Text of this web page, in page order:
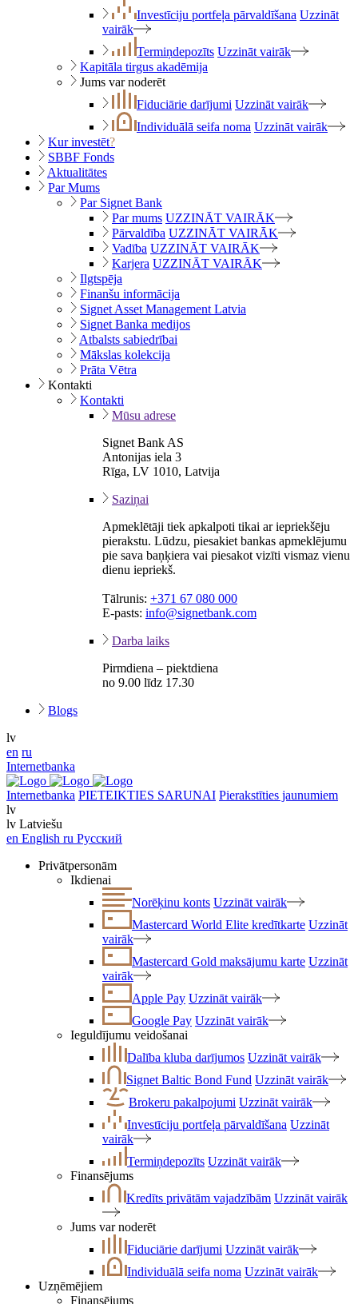
Investīciju portfeļa pārvaldīšana Uzzināt
vairāk
Termiņdepozīts Uzzināt vairāk
Kapitāla tirgus akadēmija
Jums var noderēt
Fiduciārie darījumi Uzzināt vairāk
Individuālā seifa noma Uzzināt vairāk
Kur investēt?
SBBF Fonds
Aktualitātes
Par Mums
Par Signet Bank
Par mums UZZINĀT VAIRĀK
Pārvaldība UZZINĀT VAIRĀK
Vadība UZZINĀT VAIRĀK
Karjera UZZINĀT VAIRĀK
Ilgtspēja
Finanšu informācija
Signet Asset Management Latvia
Signet Banka medijos
Atbalsts sabiedrībai
Mākslas kolekcija
Prāta Vētra
Kontakti
Kontakti
Mūsu adrese
Signet Bank AS
Antonijas iela 3
Rīga, LV 1010, Latvija
Saziņai
Apmeklētāji tiek apkalpoti tikai ar iepriekšēju
pierakstu. Lūdzu, piesakiet bankas apmeklējumu
pie sava baņķiera vai piesakot vizīti vismaz vienu
dienu iepriekš.
Tālrunis: +371 67 080 000
E-pasts: info@signetbank.com
Darba laiks
Pirmdiena – piektdiena
no 9.00 līdz 17.30
Blogs
lv
en ru
Internetbanka
Internetbanka PIETEIKTIES SARUNAI Pierakstīties jaunumiem
lv
lv Latviešu
en English ru Русский
Privātpersonām
Ikdienai
Norēķinu konts Uzzināt vairāk
Mastercard World Elite kredītkarte Uzzināt
vairāk
Mastercard Gold maksājumu karte Uzzināt
vairāk
Apple Pay Uzzināt vairāk
Google Pay Uzzināt vairāk
Ieguldījumu veidošanai
Dalība kluba darījumos Uzzināt vairāk
Signet Baltic Bond Fund Uzzināt vairāk
Brokeru pakalpojumi Uzzināt vairāk
Investīciju portfeļa pārvaldīšana Uzzināt
vairāk
Termiņdepozīts Uzzināt vairāk
Finansējums
Kredīts privātām vajadzībām Uzzināt vairāk
Jums var noderēt
Fiduciārie darījumi Uzzināt vairāk
Individuālā seifa noma Uzzināt vairāk
Uzņēmējiem
Finansējums